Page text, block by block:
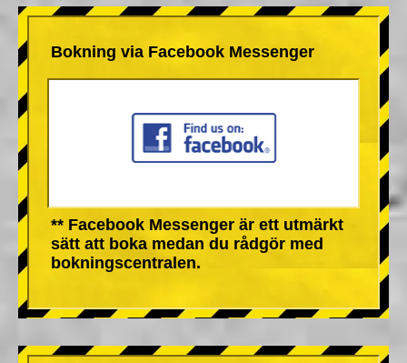
Bokning via Facebook Messenger
** Facebook Messenger är ett utmärkt
sätt att boka medan du rådgör med
bokningscentralen.